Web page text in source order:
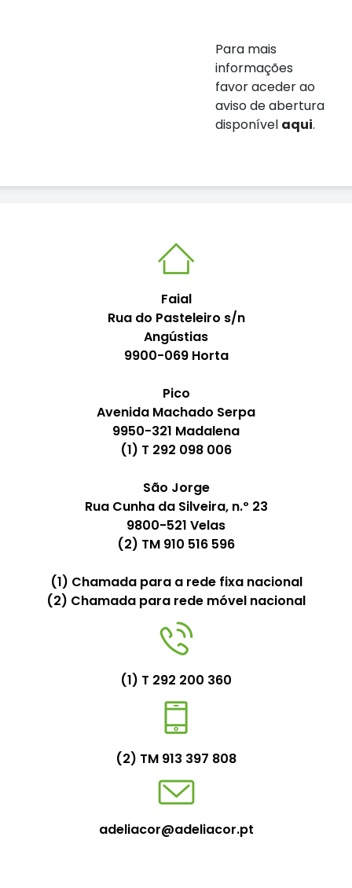
Para mais
informações
favor aceder ao
aviso de abertura
disponível aqui.
Faial
Rua do Pasteleiro s/n
Angústias
9900-069 Horta
Pico
Avenida Machado Serpa
9950-321 Madalena
(1) T 292 098 006
São Jorge
Rua Cunha da Silveira, n.º 23
9800-521 Velas
(2) TM 910 516 596
(1) Chamada para a rede fixa nacional
(2) Chamada para rede móvel nacional
(1) T 292 200 360
(2) TM 913 397 808
adeliacor@adeliacor.pt